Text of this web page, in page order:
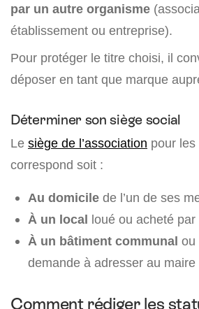
par un autre organisme
établissement ou entreprise).
Pour protéger le titre choisi, il
déposer en tant que marque
Déterminer son siège social
Le siège de l’association pour
correspond soit :
Au domicile de l’un de ses
À un local loué ou acheté par
À un bâtiment communal ou
demande à adresser au maire
Comment rédiger les